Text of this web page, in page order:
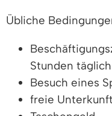
Übliche
Stunden täglich
Besuch eines
freie